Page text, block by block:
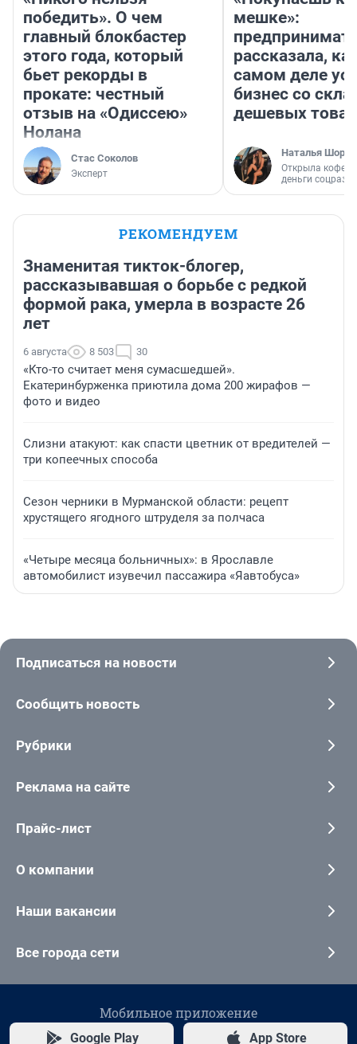
победить». О чем
главный блокбастер
этого года, который
бьет рекорды в
прокате: честный
отзыв на «Одиссею»
Нолана
Стас Соколов
Эксперт
мешке»:
рассказала,
самом деле
бизнес со
дешевых
Наталья
Открыла
деньги
РЕКОМЕНДУЕМ
Знаменитая тикток-блогер,
рассказывавшая о борьбе с редкой
формой рака, умерла в возрасте 26
лет
6 августа 8 503 30
«Кто-то считает меня сумасшедшей».
Екатеринбурженка приютила дома 200 жирафов —
фото и видео
Слизни атакуют: как спасти цветник от вредителей —
три копеечных способа
Сезон черники в Мурманской области: рецепт
хрустящего ягодного штруделя за полчаса
«Четыре месяца больничных»: в Ярославле
автомобилист изувечил пассажира «Яавтобуса»
Подписаться на новости
Сообщить новость
Рубрики
Реклама на сайте
Прайс-лист
О компании
Наши вакансии
Все города сети
Мобильное приложение
Google Play App Store